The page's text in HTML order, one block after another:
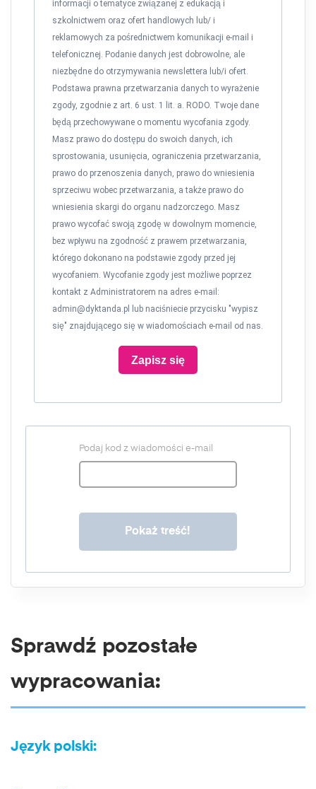
informacji o tematyce związanej z edukacją i
szkolnictwem oraz ofert handlowych lub/ i
reklamowych za pośrednictwem komunikacji e-mail i
telefonicznej. Podanie danych jest dobrowolne, ale
niezbędne do otrzymywania newslettera lub/i ofert.
Podstawa prawna przetwarzania danych to wyrażenie
zgody, zgodnie z art. 6 ust. 1 lit. a. RODO. Twoje dane
będą przechowywane o momentu wycofania zgody.
Masz prawo do dostępu do swoich danych, ich
sprostowania, usunięcia, ograniczenia przetwarzania,
prawo do przenoszenia danych, prawo do wniesienia
sprzeciwu wobec przetwarzania, a także prawo do
wniesienia skargi do organu nadzorczego. Masz
prawo wycofać swoją zgodę w dowolnym momencie,
bez wpływu na zgodność z prawem przetwarzania,
którego dokonano na podstawie zgody przed jej
wycofaniem. Wycofanie zgody jest możliwe poprzez
kontakt z Administratorem na adres e-mail:
admin@dyktanda.pl
lub naciśniecie przycisku "wypisz
się" znajdującego się w wiadomościach e-mail od nas.
Zapisz się
Podaj kod z wiadomości e-mail
Sprawdź pozostałe
wypracowania:
Język polski: